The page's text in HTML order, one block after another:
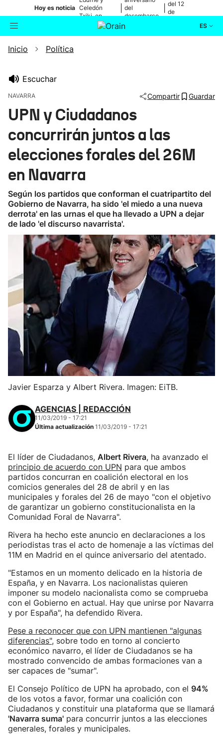
Hoy es noticia Celedón
Txiki, en
directo
del
desembarco
de Elkano
del 12
de
ES
Buscador
Ikusmiran
Eguraldia
Inicio Política
Escuchar
NAVARRA Compartir Guardar
UPN y Ciudadanos
concurrirán juntos a las
elecciones forales del 26M
en Navarra
Según los partidos que conforman el cuatripartito del
Gobierno de Navarra, ha sido 'el miedo a una nueva
derrota' en las urnas el que ha llevado a UPN a dejar
de lado 'el discurso navarrista'.
Javier Esparza y Albert Rivera. Imagen: EiTB.
AGENCIAS | REDACCIÓN
11/03/2019 - 17:21
Última actualización 11/03/2019 - 17:21
El líder de Ciudadanos, Albert Rivera, ha avanzado el
principio de acuerdo con UPN para que ambos
partidos concurran en coalición electoral en los
comicios generales del 28 de abril y en las
municipales y forales del 26 de mayo "con el objetivo
de garantizar un gobierno constitucionalista en la
Comunidad Foral de Navarra".
Rivera ha hecho este anuncio en declaraciones a los
periodistas tras el acto de homenaje a las víctimas del
11M en Madrid en el quince aniversario del atentado.
"Estamos en un momento delicado en la historia de
España, y en Navarra. Los nacionalistas quieren
imponer su modelo nacionalista como se comprueba
con el Gobierno en actual. Hay que unirse por Navarra
y por España", ha defendido Rivera.
Pese a reconocer que con UPN mantienen "algunas
diferencias", sobre todo en torno al concierto
económico navarro, el líder de Ciudadanos se ha
mostrado convencido de ambas formaciones van a
ser capaces de "sumar".
El Consejo Político de UPN ha aprobado, con el 94%
de los votos a favor, formar una coalición con
Ciudadanos y constituir una plataforma que se llamará
'Navarra suma' para concurrir juntos a las elecciones
generales, forales y municipales.